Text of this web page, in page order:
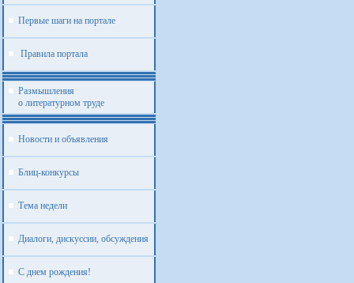
Первые шаги на портале
Правила портала
Размышления
о литературном труде
Новости и объявления
Блиц-конкурсы
Тема недели
Диалоги, дискуссии, обсуждения
С днем рождения!